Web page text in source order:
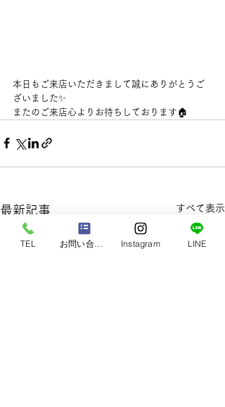
本日もご来店いただきまして誠にありがとうご
ざいました✨
またのご来店心よりお待ちしております🏠
最新記事 すべて表示
TEL お問い合わせ Instagram LINE